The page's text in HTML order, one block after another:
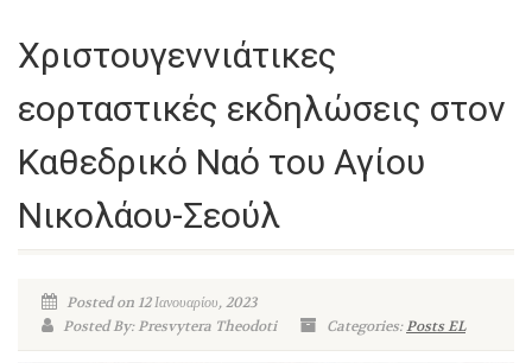
Χριστουγεννιάτικες
εορταστικές εκδηλώσεις στον
Καθεδρικό Ναό του Αγίου
Νικολάου-Σεούλ
Posted on 12 Ιανουαρίου, 2023
Posted By: Presvytera Theodoti
Categories:Posts EL